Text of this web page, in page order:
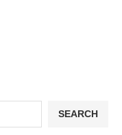
SEARCH